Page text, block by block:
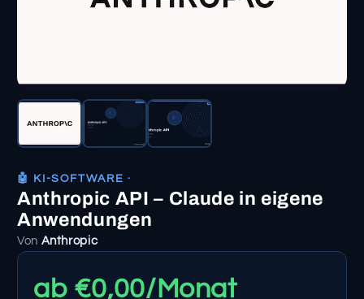
🤖 KI-SOFTWARE ·
Anthropic API – Claude in eigene
Anwendungen
Von Anthropic
ab €0,00/Monat